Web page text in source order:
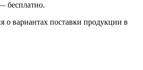
бесплатно.
о вариантах поставки продукции в